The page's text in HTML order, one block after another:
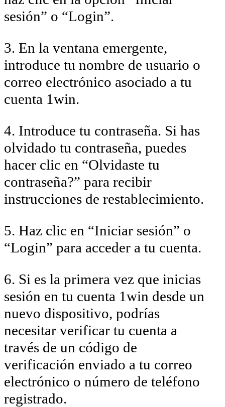
sesión” o “Login”.
3. En la ventana emergente,
introduce tu nombre de usuario o
correo electrónico asociado a tu
cuenta 1win.
4. Introduce tu contraseña. Si has
olvidado tu contraseña, puedes
hacer clic en “Olvidaste tu
contraseña?” para recibir
instrucciones de restablecimiento.
5. Haz clic en “Iniciar sesión” o
“Login” para acceder a tu cuenta.
6. Si es la primera vez que inicias
sesión en tu cuenta 1win desde un
nuevo dispositivo, podrías
necesitar verificar tu cuenta a
través de un código de
verificación enviado a tu correo
electrónico o número de teléfono
registrado.